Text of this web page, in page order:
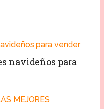
navideños para